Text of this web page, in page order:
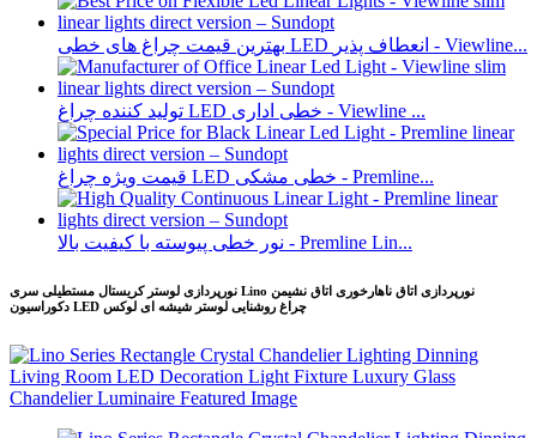
بهترین قیمت چراغ های خطی LED انعطاف پذیر - Viewline...
تولید کننده چراغ LED خطی اداری - Viewline ...
قیمت ویژه چراغ LED خطی مشکی - Premline...
نور خطی پیوسته با کیفیت بالا - Premline Lin...
نورپردازی لوستر کریستال مستطیلی سری Lino نورپردازی اتاق ناهارخوری اتاق نشیمن
دکوراسیون LED چراغ روشنایی لوستر شیشه ای لوکس